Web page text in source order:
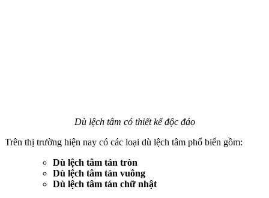
Dù lệch tâm có thiết kế độc đáo
Trên thị trường hiện nay có các loại dù lệch tâm phổ biến gồm:
Dù lệch tâm tán tròn
Dù lệch tâm tán vuông
Dù lệch tâm tán chữ nhật